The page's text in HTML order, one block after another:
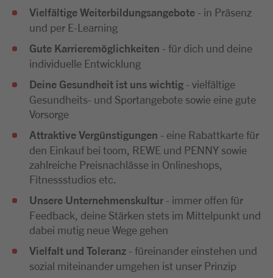
Vielfältige Weiterbildungsangebote - in Präsenz
und per E-Learning
Gute Karrieremöglichkeiten - für dich und deine
individuelle Entwicklung
Deine Gesundheit ist uns wichtig - vielfältige
Gesundheits- und Sportangebote sowie eine gute
Vorsorge
Attraktive Vergünstigungen - eine Rabattkarte für
den Einkauf bei toom, REWE und PENNY sowie
zahlreiche Preisnachlässe in Onlineshops,
Fitnessstudios etc.
Unsere Unternehmenskultur - immer offen für
Feedback, deine Stärken stets im Mittelpunkt und
dabei mutig neue Wege gehen
Vielfalt und Toleranz - füreinander einstehen und
sozial miteinander umgehen ist unser Prinzip